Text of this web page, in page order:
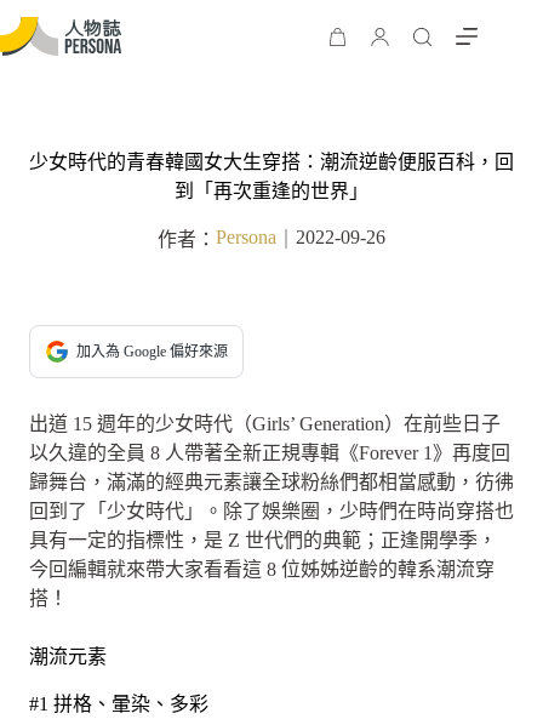
少女時代的青春韓國女大生穿搭：潮流逆齡便服百科，回
到「再次重逢的世界」
作者： Persona 2022-09-26
加入為 Google 偏好來源
出道 15 週年的少女時代（Girls’ Generation）在前些日子
以久違的全員 8 人帶著全新正規專輯《Forever 1》再度回
歸舞台，滿滿的經典元素讓全球粉絲們都相當感動，彷彿
回到了「少女時代」。除了娛樂圈，少時們在時尚穿搭也
具有一定的指標性，是 Z 世代們的典範；正逢開學季，
今回編輯就來帶大家看看這 8 位姊姊逆齡的韓系潮流穿
搭！
潮流元素
#1 拼格、暈染、多彩